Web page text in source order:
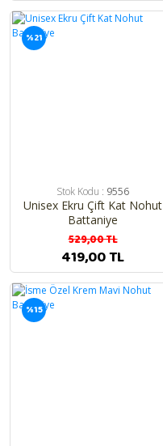
%21
Stok Kodu : 9556
Unisex Ekru Çift Kat Nohut
Battaniye
529,00 TL
419,00 TL
%15